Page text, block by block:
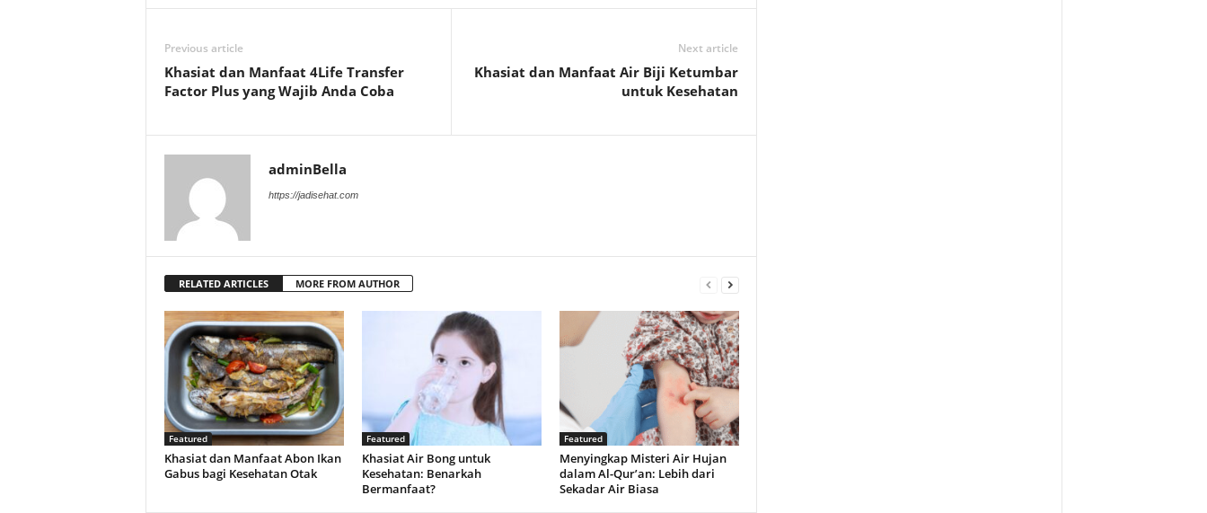
Previous article
Khasiat dan Manfaat 4Life Transfer
Factor Plus yang Wajib Anda Coba
Next article
Khasiat dan Manfaat Air Biji Ketumbar
untuk Kesehatan
adminBella
https://jadisehat.com
RELATED ARTICLES MORE FROM AUTHOR
Featured
Khasiat dan Manfaat Abon Ikan
Gabus bagi Kesehatan Otak
Featured
Khasiat Air Bong untuk
Kesehatan: Benarkah
Bermanfaat?
Featured
Menyingkap Misteri Air Hujan
dalam Al-Qur’an: Lebih dari
Sekadar Air Biasa